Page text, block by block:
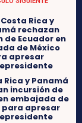
Rica y Panamá
incursión de
embajada de
para apresar